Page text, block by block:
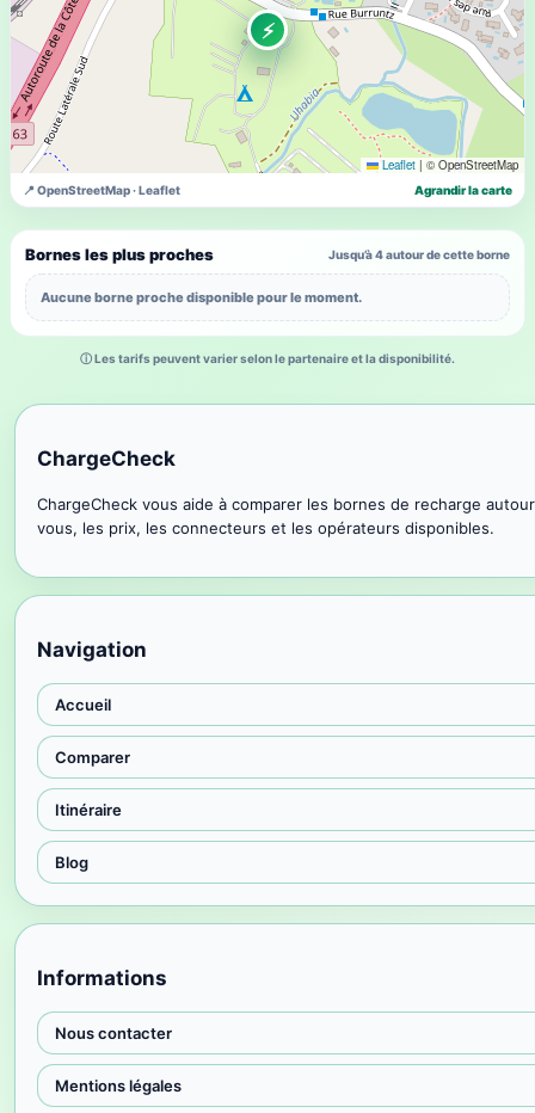
⚡
Leaflet | © OpenStreetMap
📍 OpenStreetMap · Leaflet Agrandir la carte
Bornes les plus proches Jusqu’à 4 autour de cette borne
Aucune borne proche disponible pour le moment.
ⓘ Les tarifs peuvent varier selon le partenaire et la disponibilité.
ChargeCheck
ChargeCheck vous aide à comparer les bornes de recharge
vous, les prix, les connecteurs et les opérateurs disponibles.
Navigation
Accueil
Comparer
Itinéraire
Blog
Informations
Nous contacter
Mentions légales